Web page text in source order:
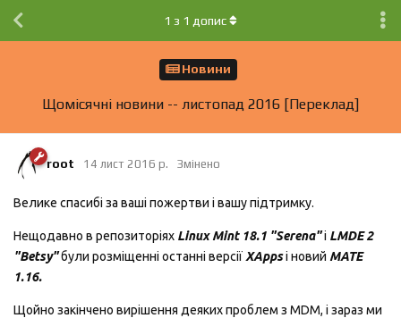
Новини
Щомісячні новини -- листопад 2016 [Переклад]
1 з 1 допис
root 14 лист 2016 р. Змінено
Велике спасибі за ваші пожертви і вашу підтримку.
Нещодавно в репозиторіях Linux Mint 18.1 "Serena"і LMDE 2
"Betsy"були розмiщеннi останні версії XAppsі новий MATE
1.16.
Щойно закінчено вирішення деяких проблем з MDM, і зараз ми